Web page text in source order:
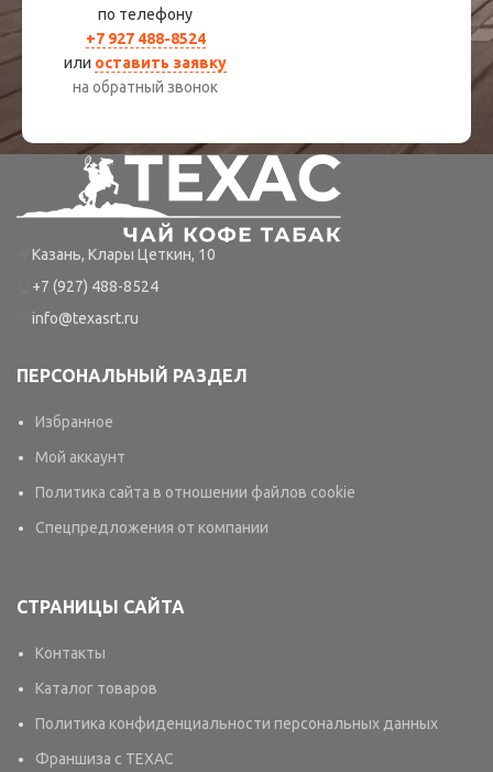
по телефону
+7 927 488-8524
или оставить заявку
на обратный звонок
Казань, Клары Цеткин, 10
+7 (927) 488-8524
info@texasrt.ru
ПЕРСОНАЛЬНЫЙ РАЗДЕЛ
Избранное
Мой аккаунт
Политика сайта в отношении файлов cookie
Спецпредложения от компании
СТРАНИЦЫ САЙТА
Контакты
Каталог товаров
Политика конфиденциальности персональных данных
Франшиза с TEXAC